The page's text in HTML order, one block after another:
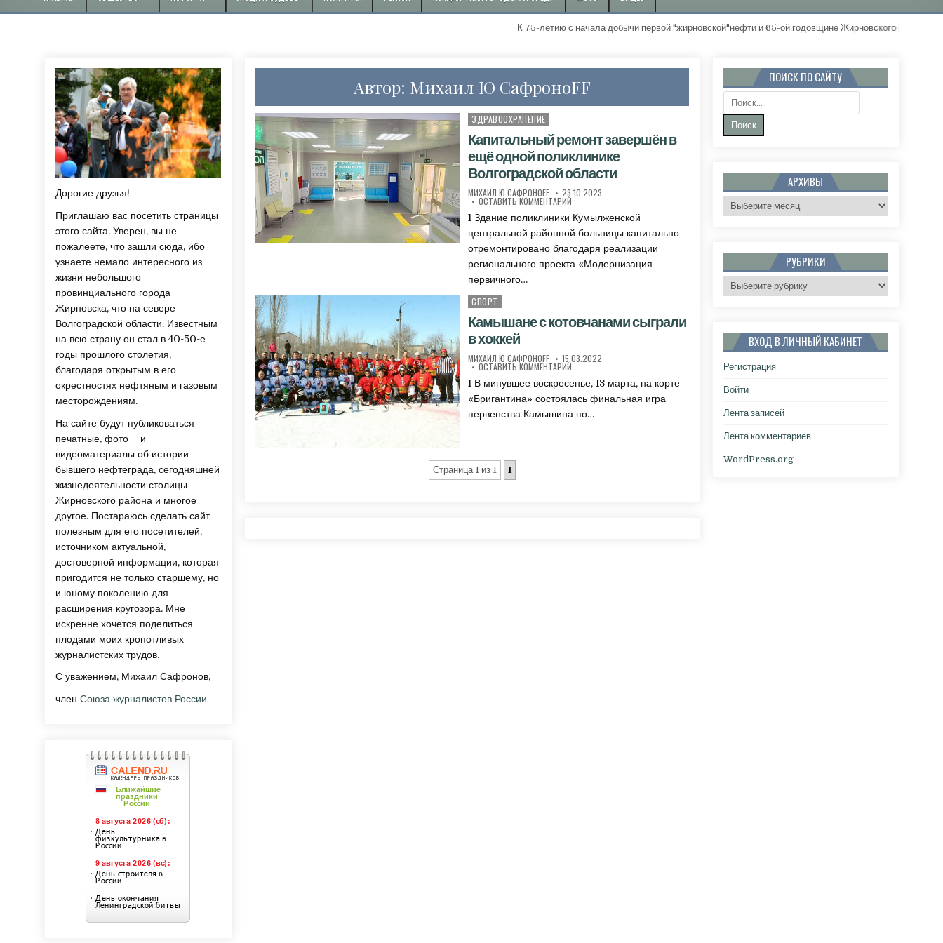
К 75-летию с начала добычи первой "жирновской"нефти и 65-ой годовщине Жирновского
Автор: Михаил Ю CафроноFF
Опубликовано в
ЗДРАВООХРАНЕНИЕ
Капитальный ремонт завершён в
ещё одной поликлинике
Волгоградской области
АВТОР:
МИХАИЛ Ю CАФРОНОFF ДАТА ПУБЛИКАЦИИ:
23.10.2023
ОСТАВИТЬ КОММЕНТАРИЙК КАПИТАЛЬНЫЙ РЕМОНТ ЗАВЕРШЁН В ЕЩЁ ОДНОЙ ПОЛИКЛИНИКЕ ВОЛГОГРАДСКОЙ ОБЛАСТИ
1 Здание поликлиники Кумылженской
центральной районной больницы капитально
отремонтировано благодаря реализации
регионального проекта «Модернизация
первичного…
Опубликовано в
СПОРТ
Камышане с котовчанами сыграли
в хоккей
АВТОР:
МИХАИЛ Ю CАФРОНОFF ДАТА ПУБЛИКАЦИИ:
15.03.2022
ОСТАВИТЬ КОММЕНТАРИЙК КАМЫШАНЕ С КОТОВЧАНАМИ СЫГРАЛИ В ХОККЕЙ
1 В минувшее воскресенье, 13 марта, на корте
«Бригантина» состоялась финальная игра
первенства Камышина по…
Страница 1 из 1 1
Дорогие друзья!
Приглашаю вас посетить страницы
этого сайта. Уверен, вы не
пожалеете, что зашли сюда, ибо
узнаете немало интересного из
жизни небольшого
провинциального города
Жирновска, что на севере
Волгоградской области. Известным
на всю страну он стал в 40-50-е
годы прошлого столетия,
благодаря открытым в его
окрестностях нефтяным и газовым
месторождениям.
На сайте будут публиковаться
печатные, фото – и
видеоматериалы об истории
бывшего нефтеграда, сегодняшней
жизнедеятельности столицы
Жирновского района и многое
другое. Постараюсь сделать сайт
полезным для его посетителей,
источником актуальной,
достоверной информации, которая
пригодится не только старшему, но
и юному поколению для
расширения кругозора. Мне
искренне хочется поделиться
плодами моих кропотливых
журналистских трудов.
С уважением, Михаил Сафронов,
членСоюза журналистов России
ПОИСК ПО САЙТУ
Поиск:
АРХИВЫ
Архивы
РУБРИКИ
Рубрики
ВХОД В ЛИЧНЫЙ КАБИНЕТ
Регистрация
Войти
Лента записей
Лента комментариев
WordPress.org